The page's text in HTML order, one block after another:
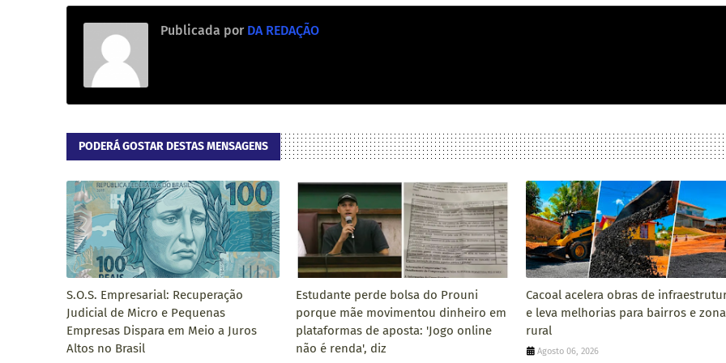
Publicada por DA REDAÇÃO
PODERÁ GOSTAR DESTAS MENSAGENS
S.O.S. Empresarial: Recuperação
Judicial de Micro e Pequenas
Empresas Dispara em Meio a Juros
Altos no Brasil
Estudante perde bolsa do Prouni
porque mãe movimentou dinheiro em
plataformas de aposta: 'Jogo online
não é renda', diz
Cacoal acelera obras de
e leva melhorias para bairros e zona
rural
Agosto 06, 2026